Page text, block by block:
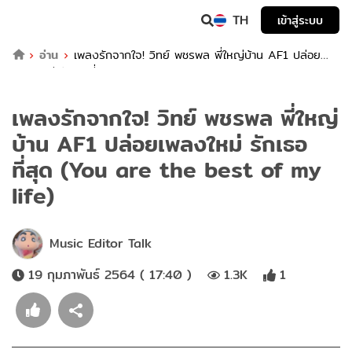
TH
เข้าสู่ระบบ
อ่าน
เพลงรักจากใจ! วิทย์ พชรพล พี่ใหญ่บ้าน AF1 ปล่อย
เพลงใหม่ รักเธอที่สุด (You are the best of my life)
เพลงรักจากใจ! วิทย์ พชรพล พี่ใหญ่
บ้าน AF1 ปล่อยเพลงใหม่ รักเธอ
ที่สุด (You are the best of my
life)
Music Editor Talk
19 กุมภาพันธ์ 2564 ( 17:40 )
1.3K 1